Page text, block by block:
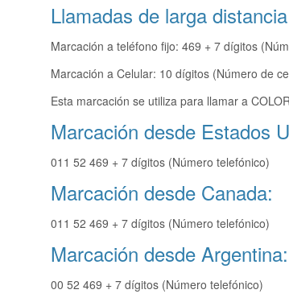
Llamadas de larga
Marcación a teléfono fijo: 469 + 7 dígitos
Marcación a Celular: 10 dígitos (Número de
Esta marcación se utiliza para llamar a
Marcación desde Estados
011 52 469 + 7 dígitos (Número telefónico)
Marcación desde Canada:
011 52 469 + 7 dígitos (Número telefónico)
Marcación desde Argentina:
00 52 469 + 7 dígitos (Número telefónico)